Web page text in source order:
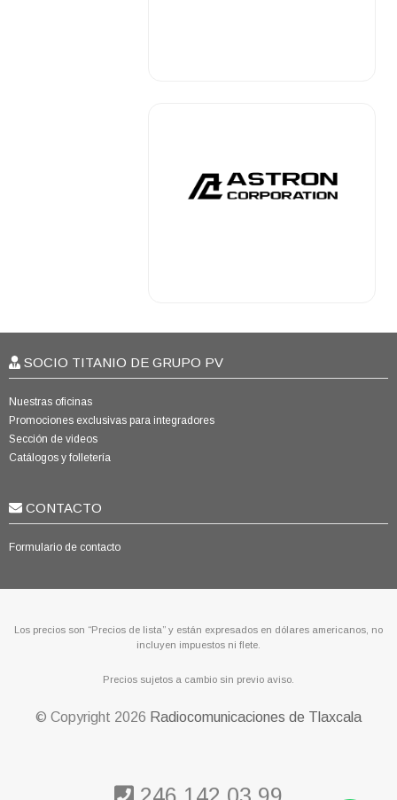
SOCIO TITANIO DE GRUPO PV
Nuestras oficinas
Promociones exclusivas para integradores
Sección de videos
Catálogos y folletería
CONTACTO
Formulario de contacto
Los precios son “Precios de lista” y están expresados en dólares americanos, no
incluyen impuestos ni flete.
Precios sujetos a cambio sin previo aviso.
© Copyright 2026 Radiocomunicaciones de Tlaxcala